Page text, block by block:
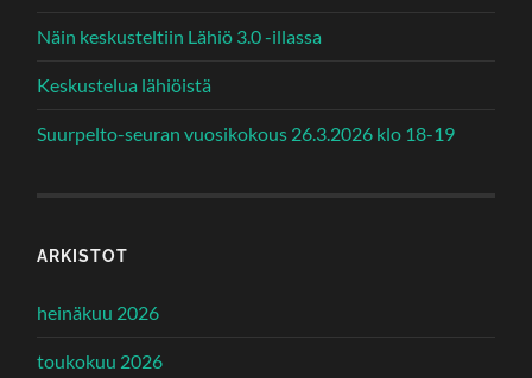
Näin keskusteltiin Lähiö 3.0 -illassa
Keskustelua lähiöistä
Suurpelto-seuran vuosikokous 26.3.2026 klo 18-19
ARKISTOT
heinäkuu 2026
toukokuu 2026